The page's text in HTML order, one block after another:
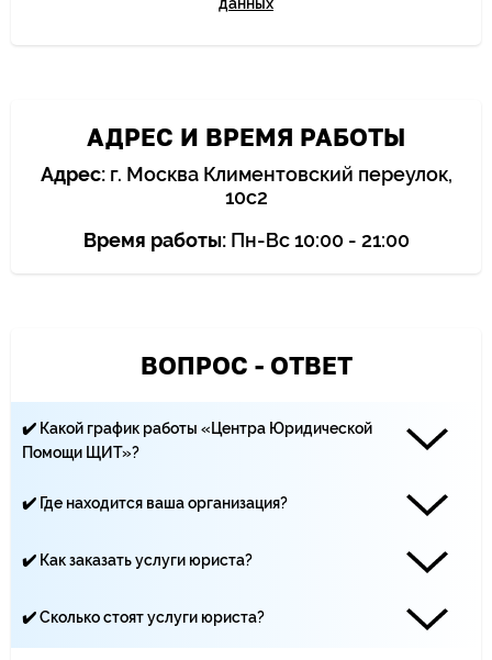
АДРЕС И ВРЕМЯ РАБОТЫ
Адрес:г. Москва Климентовский переулок,
10с2
Время работы:Пн-Вс 10:00 - 21:00
ВОПРОС - ОТВЕТ
✔️ Какой график работы «Центра Юридической
Помощи ЩИТ»?
✔️ Где находится ваша организация?
Москва, Климентовский переулок, 10 строение 2
✔️ Как заказать услуги юриста?
495-19-40, по почте - yurist-msk.rf@yandex.ru, а также с
✔️ Сколько стоят услуги юриста?